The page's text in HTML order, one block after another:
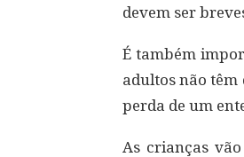
devem ser
É também
adultos não têm
perda de um
As crianças